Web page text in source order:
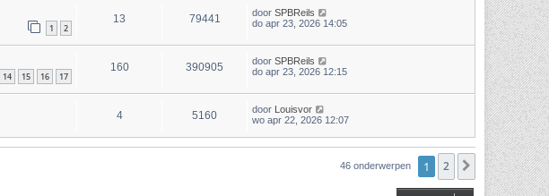
1 2
13 79441 door SPBReils
do apr 23, 2026 14:05
14 15 16 17
160 390905 door SPBReils
do apr 23, 2026 12:15
4 5160 door
Louisvor
wo apr 22, 2026 12:07
46 onderwerpen 1 2 Volgende